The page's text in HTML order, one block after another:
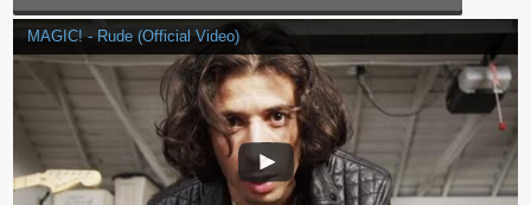
MAGIC! - Rude (Official Video)